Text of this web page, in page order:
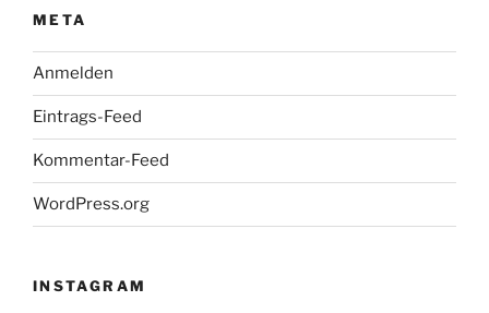
META
Anmelden
Eintrags-Feed
Kommentar-Feed
WordPress.org
INSTAGRAM